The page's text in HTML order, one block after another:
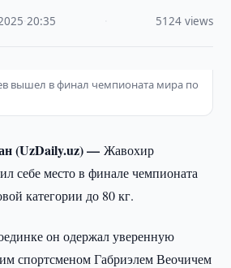
·20:35 5124 views
вышел в финал чемпионата мира по
(UzDaily.uz) —Жавохир
себе место в финале чемпионата
категории до 80 кг.
он одержал уверенную
спортсменом Габриэлем Веочичем